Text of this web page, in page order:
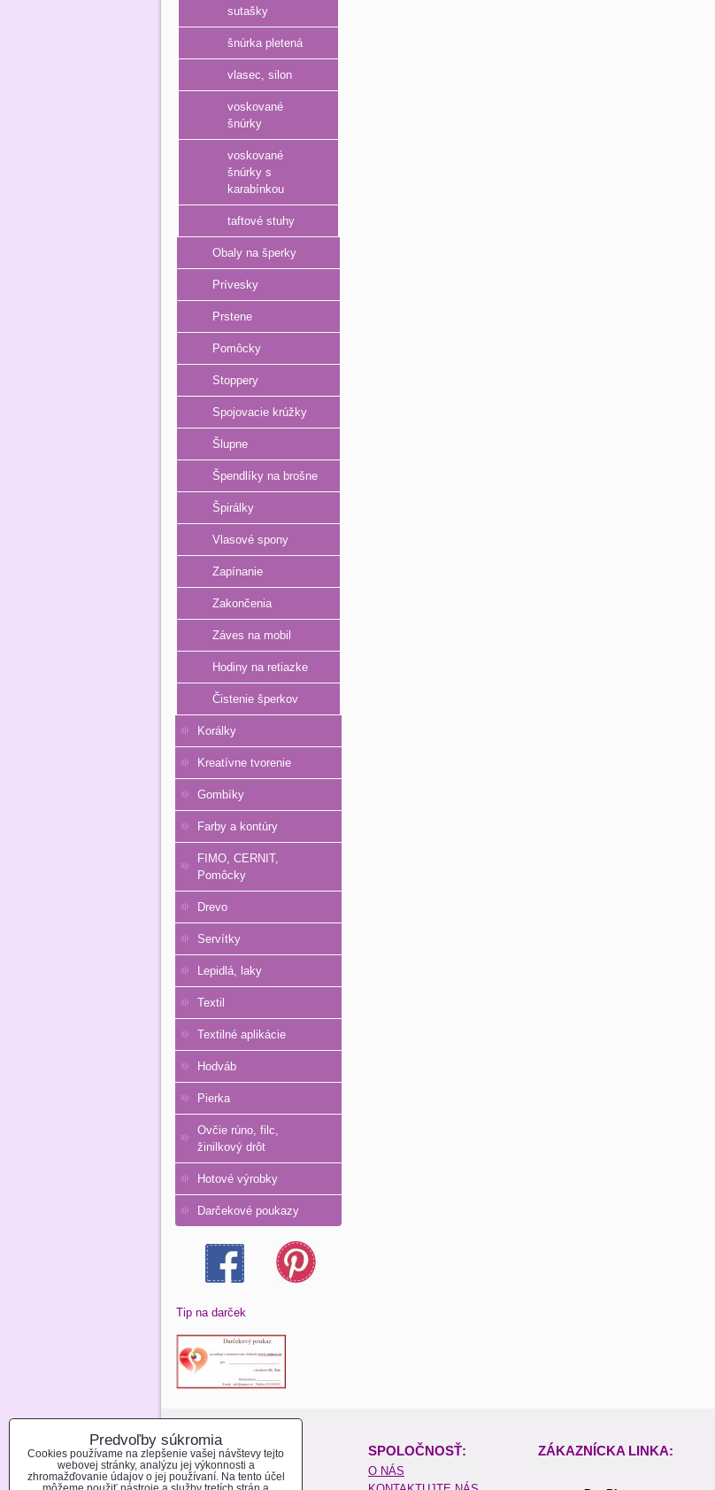
sutašky
šnúrka pletená
vlasec, silon
voskované
šnúrky
voskované
šnúrky s
karabínkou
taftové stuhy
Obaly na šperky
Prívesky
Prstene
Pomôcky
Stoppery
Spojovacie krúžky
Šlupne
Špendlíky na brošne
Špirálky
Vlasové spony
Zapínanie
Zakončenia
Záves na mobil
Hodiny na retiazke
Čistenie šperkov
Korálky
Kreatívne tvorenie
Gombíky
Farby a kontúry
FIMO, CERNIT,
Pomôcky
Drevo
Servítky
Lepidlá, laky
Textil
Textilné aplikácie
Hodváb
Pierka
Ovčie rúno, filc,
žinilkový drôt
Hotové výrobky
Darčekové poukazy
Tip na darček
O NAKUPOVANÍ: SPOLOČNOSŤ: ZÁKAZNÍCKA LINKA:
REGISTROVAŤ SA
O NÁS
Predvoľby súkromia
Cookies používame na zlepšenie vašej návštevy tejto
webovej stránky, analýzu jej výkonnosti a
zhromažďovanie údajov o jej používaní. Na tento účel